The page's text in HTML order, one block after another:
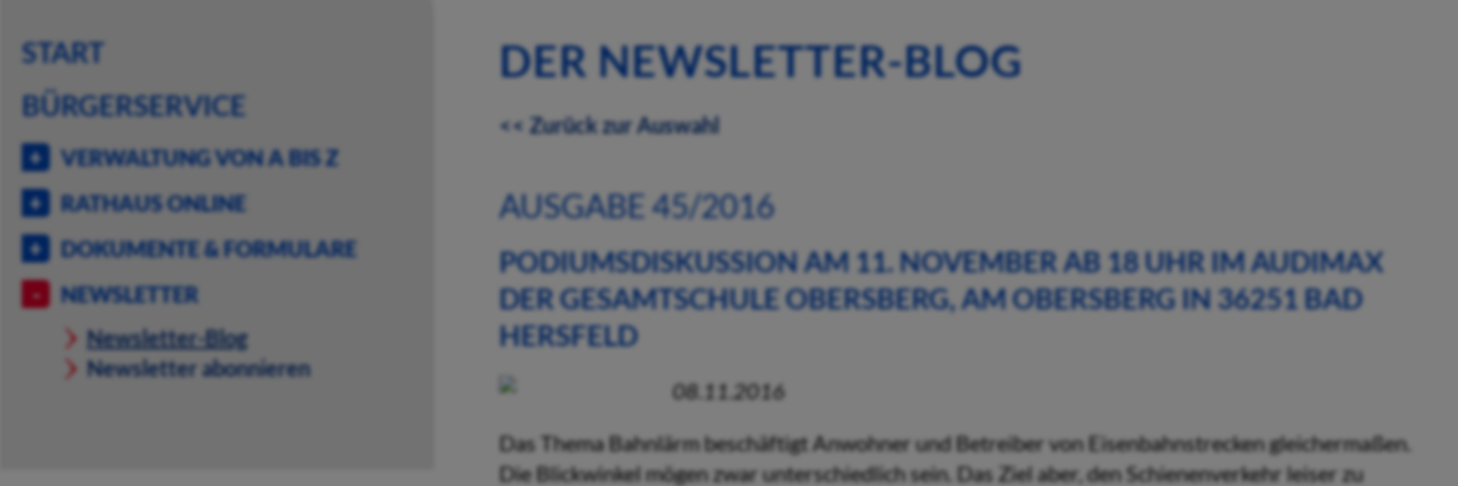
START
BÜRGERSERVICE
VERWALTUNG VON A BIS Z
RATHAUS ONLINE
DOKUMENTE & FORMULARE
NEWSLETTER
Newsletter-Blog
Newsletter abonnieren
DER NEWSLETTER-BLOG
<< Zurück zur Auswahl
AUSGABE 45/2016
PODIUMSDISKUSSION AM 11. NOVEMBER AB 18 UHR IM AUDIMAX
DER GESAMTSCHULE OBERSBERG, AM OBERSBERG IN 36251 BAD
HERSFELD
08.11.2016
Das Thema Bahnlärm beschäftigt Anwohner und Betreiber von Eisenbahnstrecken gleichermaßen.
Die Blickwinkel mögen zwar unterschiedlich sein. Das Ziel aber, den Schienenverkehr leiser zu